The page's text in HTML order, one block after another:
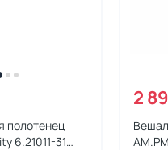
полотенец
6.21011-31
2